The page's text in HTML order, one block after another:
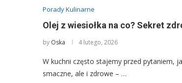
Porady Kulinarne
Olej z wiesiołka na co? Sekret
by Oska 4 lutego, 2026
W kuchni często stajemy przed pytaniem,
smaczne, ale i zdrowe – …